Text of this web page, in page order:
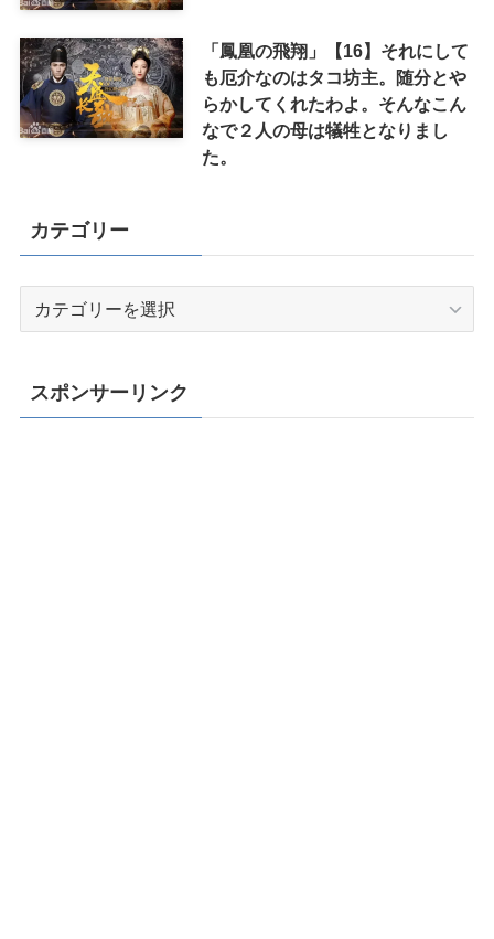
「鳳凰の飛翔」【16】それにして
も厄介なのはタコ坊主。随分とや
らかしてくれたわよ。そんなこん
なで２人の母は犠牲となりまし
た。
カテゴリー
スポンサーリンク